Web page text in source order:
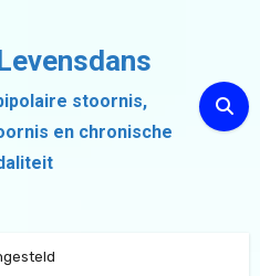
stoornis,
en chronische